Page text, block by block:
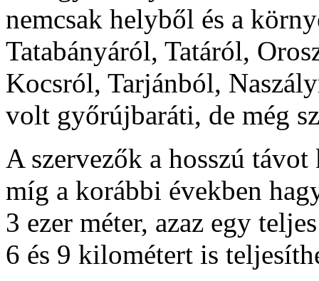
nemcsak helyből és a
Tatabányáról, Tatáról,
Kocsról, Tarjánból,
volt győrújbaráti, de még
A szervezők a hosszú
míg a korábbi években
3 ezer méter, azaz egy
6 és 9 kilométert is